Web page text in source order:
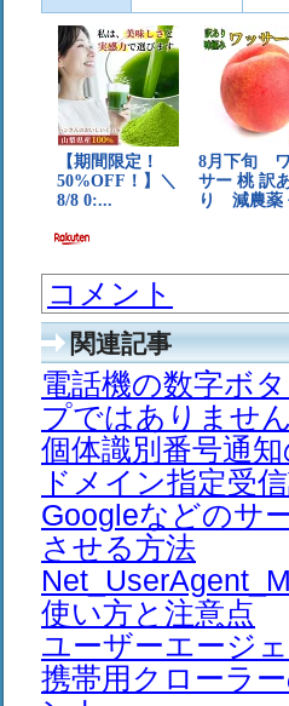
コメント
関連記事
電話機の数字ボ
プではありません
個体識別番号通
ドメイン指定受
Googleなどのサ
させる方法
使い方と注意点
ユーザーエージ
携帯用クローラ